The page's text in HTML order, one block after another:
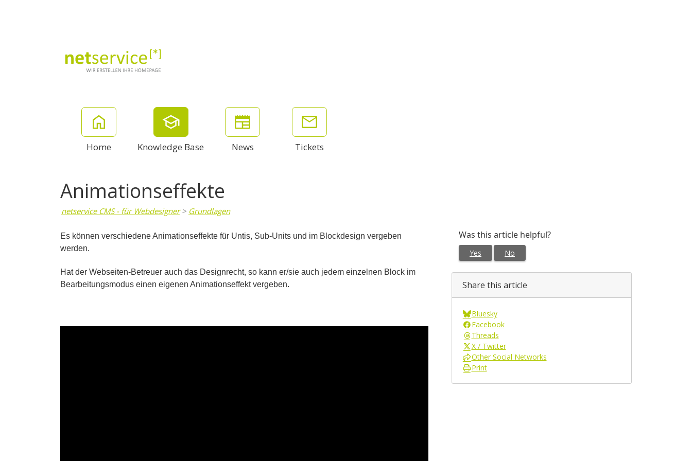
Home Knowledge Base News Tickets
Animationseffekte
netservice CMS - für Webdesigner> Grundlagen
Es können verschiedene Animationseffekte für Untis, Sub-Units und im Blockdesign vergeben
werden.
Hat der Webseiten-Betreuer auch das Designrecht, so kann er/sie auch jedem einzelnen Block im
Bearbeitungsmodus einen eigenen Animationseffekt vergeben.
Was this article helpful?
Yes
No
Share this article
Bluesky
Facebook
Threads
X / Twitter
Other Social Networks
Print